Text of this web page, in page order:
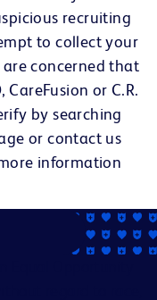
recruiting
to collect your
concerned that
or C.R.
by searching
or contact us
information